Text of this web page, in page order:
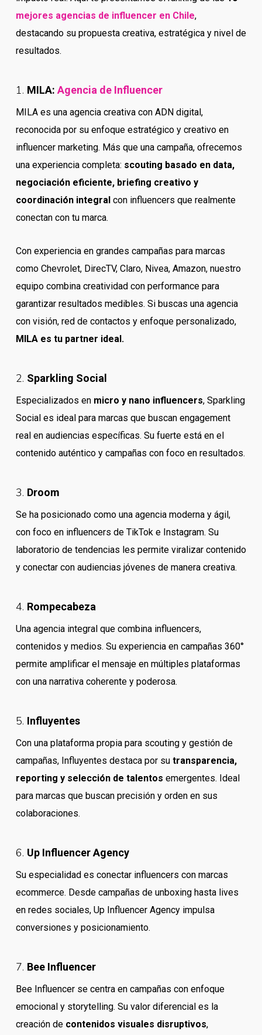
mejores agencias de influencer en Chile,
destacando su propuesta creativa, estratégica y nivel de
resultados.
1. MILA: Agencia de Influencer
MILA es una agencia creativa con ADN digital,
reconocida por su enfoque estratégico y creativo en
influencer marketing. Más que una campaña, ofrecemos
una experiencia completa: scouting basado en data,
negociación eficiente, briefing creativo y
coordinación integralcon influencers que realmente
conectan con tu marca.
Con experiencia en grandes campañas para marcas
como Chevrolet, DirecTV, Claro, Nivea, Amazon, nuestro
equipo combina creatividad con performance para
garantizar resultados medibles. Si buscas una agencia
con visión, red de contactos y enfoque personalizado,
MILA es tu partner ideal.
2. Sparkling Social
Especializados en micro y nano influencers, Sparkling
Social es ideal para marcas que buscan engagement
real en audiencias específicas. Su fuerte está en el
contenido auténtico y campañas con foco en resultados.
3. Droom
Se ha posicionado como una agencia moderna y ágil,
con foco en influencers de TikTok e Instagram. Su
laboratorio de tendencias les permite viralizar contenido
y conectar con audiencias jóvenes de manera creativa.
4. Rompecabeza
Una agencia integral que combina influencers,
contenidos y medios. Su experiencia en campañas 360°
permite amplificar el mensaje en múltiples plataformas
con una narrativa coherente y poderosa.
5. Influyentes
Con una plataforma propia para scouting y gestión de
campañas, Influyentes destaca por su transparencia,
reporting y selección de talentos emergentes. Ideal
para marcas que buscan precisión y orden en sus
colaboraciones.
6. Up Influencer Agency
Su especialidad es conectar influencers con marcas
ecommerce. Desde campañas de unboxing hasta lives
en redes sociales, Up Influencer Agency impulsa
conversiones y posicionamiento.
7. Bee Influencer
Bee Influencer se centra en campañas con enfoque
emocional y storytelling. Su valor diferencial es la
creación de contenidos visuales disruptivos,